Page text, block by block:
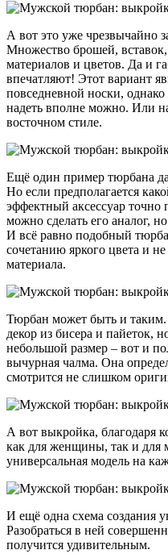
А вот это уже чрезвычайно
Множество брошей,
материалов и цветов. Да и
впечатляют! Этот вариант
повседневной носки,
надеть вполне можно. Или
восточном стиле.
Ещё один пример тюрбана
Но если предполагается
эффектный аксессуар
можно сделать его аналог,
И всё равно подобный
сочетанию яркого цвета и
материала.
Тюрбан может быть и
декор из бисера и пайеток,
небольшой размер – вот и
вычурная чалма. Она
смотрится не слишком
А вот выкройка, благодаря
как для женщины, так и
универсальная модель на
И ещё одна схема создания
Разобраться в ней
получится удивительным.